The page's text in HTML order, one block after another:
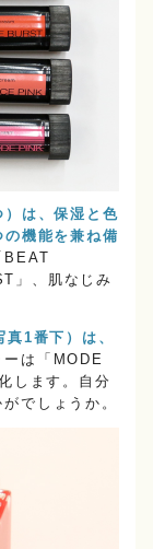
）は、保湿と色
機能を兼ね備
BEAT
」、肌なじみ
1番下）は、
ーは「MODE
します。自分
でしょうか。